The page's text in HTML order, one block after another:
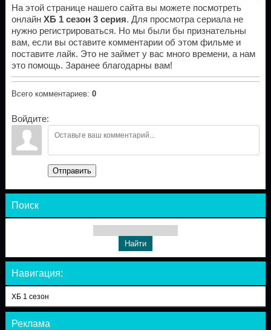
На этой странице нашего сайта вы можете посмотреть
онлайн ХБ 1 сезон 3 серия. Для просмотра сериала не
нужно регистрироваться. Но мы были бы признательны
вам, если вы оставите комментарии об этом фильме и
поставите лайк. Это не займет у вас много времени, а нам
это помощь. Заранее благодарны вам!
Всего комментариев: 0
Войдите:
Отправить
Поиск
Навигация:
ХБ 1 сезон
Реклама